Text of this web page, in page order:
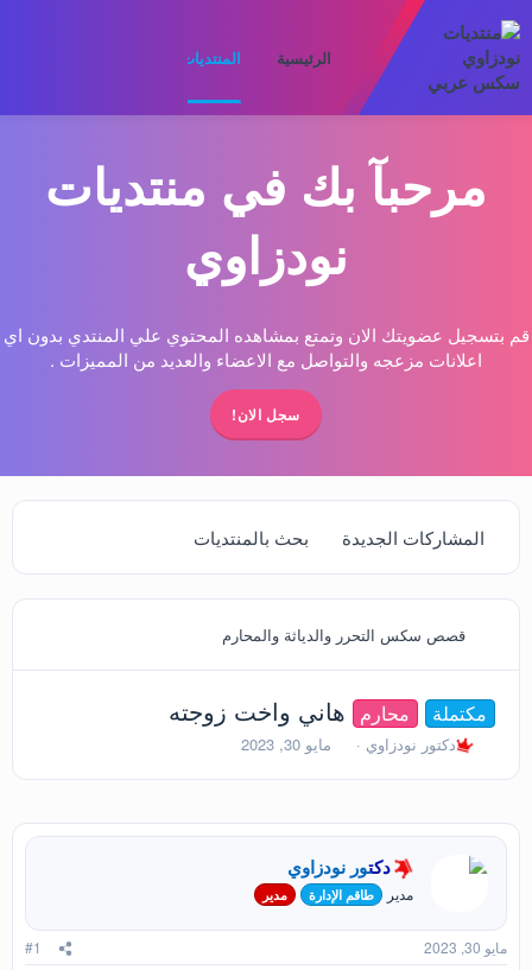
الرئيسية المنتديات
مرحبآ بك في منتديات
نودزاوي
قم بتسجيل عضويتك الان وتمتع بمشاهده المحتوي علي المنتدي بدون اي
اعلانات مزعجه والتواصل مع الاعضاء والعديد من المميزات .
سجل الان!
المشاركات الجديدة بحث بالمنتديات
قصص سكس التحرر والدياثة والمحارم
مكتملة محارم هاني واخت زوجته
ب
د
ا
م
و
ع
دكتور نودزاوي
ت
ر
خ
ل
ب
د
ء
مايو 30, 2023
دكتور نودزاوي
مدير طاقم الإدارة مدير
مايو 30, 2023 #1